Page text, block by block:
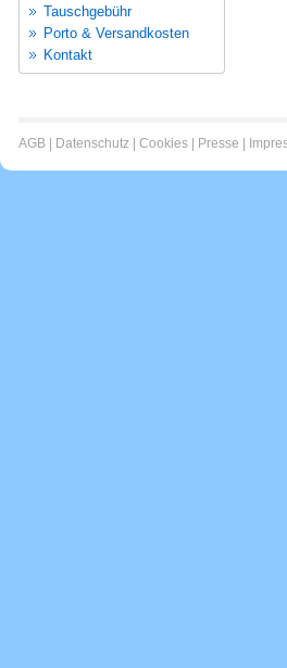
Tauschgebühr
Porto & Versandkosten
Kontakt
AGB Datenschutz Cookies Presse